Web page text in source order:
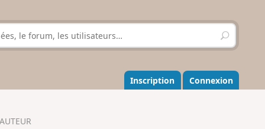
R
e
h
e
r
Inscription Connexion
AUTEUR